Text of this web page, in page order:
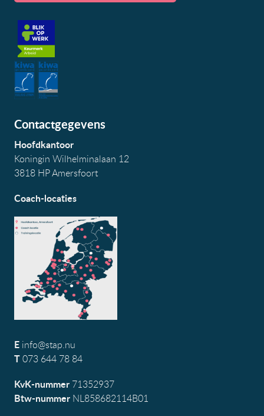
Contactgegevens
Hoofdkantoor
Koningin Wilhelminalaan 12
3818 HP Amersfoort
Coach-locaties
E info@stap.nu
T073 644 78 84
KvK-nummer 71352937
Btw-nummer NL858682114B01